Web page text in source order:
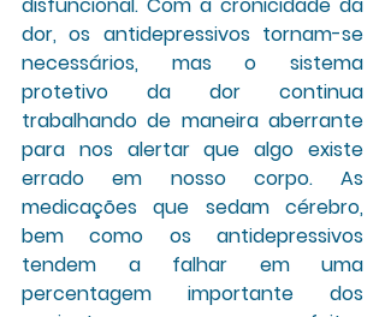
dor, os antidepressivos tornam-se
necessários, mas o sistema
protetivo da dor continua
trabalhando de maneira aberrante
para nos alertar que algo existe
errado em nosso corpo. As
medicações que sedam cérebro,
bem como os antidepressivos
tendem a falhar em uma
percentagem importante dos